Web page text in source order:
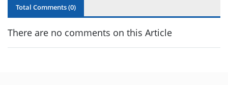
Total Comments (0)
There are no comments on this Article